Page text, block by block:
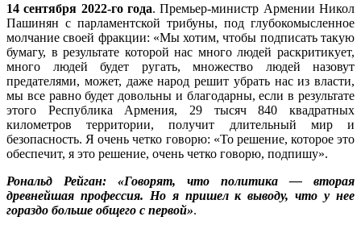
14 сентября 2022-го года. Премьер-министр Армении Никол
Пашинян с парламентской трибуны, под глубокомысленное
молчание своей фракции: «Мы хотим, чтобы подписать такую
бумагу, в результате которой нас много людей раскритикует,
много людей будет ругать, множество людей назовут
предателями, может, даже народ решит убрать нас из власти,
мы все равно будет довольны и благодарны, если в результате
этого Республика Армения, 29 тысяч 840 квадратных
километров территории, получит длительный мир и
безопасность. Я очень четко говорю: «То решение, которое это
обеспечит, я это решение, очень четко говорю, подпишу».
Рональд Рейган: «Говорят, что политика — вторая
древнейшая профессия. Но я пришел к выводу, что у нее
гораздо больше общего с первой».